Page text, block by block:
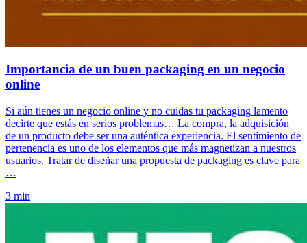
Importancia de un buen packaging en un negocio
online
Si aún tienes un negocio online y no cuidas tu packaging lamento
decirte que estás en serios problemas… La compra, la adquisición
de un producto debe ser una auténtica experiencia. El sentimiento de
pertenencia es uno de los elementos que más magnetizan a nuestros
usuarios. Tratar de diseñar una propuesta de packaging es clave para
…
3 min